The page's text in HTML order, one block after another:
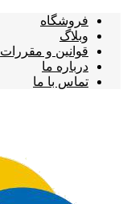
فروشگاه
وبلاگ
قوانین و مقررات
درباره ما
تماس با ما